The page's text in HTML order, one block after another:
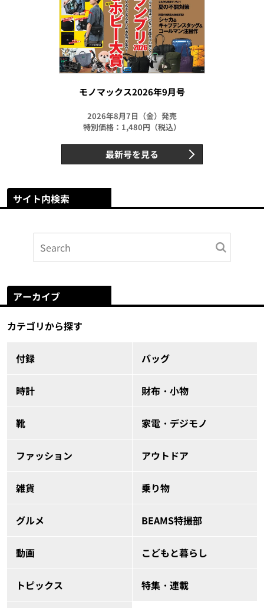
モノマックス2026年9月号
2026年8月7日（金）発売
特別価格：1,480円（税込）
最新号を見る
サイト内検索
アーカイブ
カテゴリから探す
付録 バッグ
時計 財布・小物
靴 家電・デジモノ
ファッション アウトドア
雑貨 乗り物
グルメ BEAMS特撮部
動画 こどもと暮らし
トピックス 特集・連載